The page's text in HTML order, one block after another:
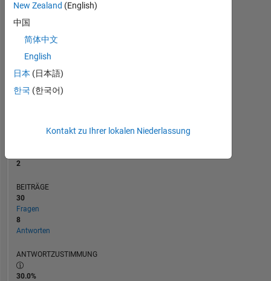
08/18
06/19
04/20
02/21
12/21
10/22
08/23
06/24
04/25
02/26
08/19
08/20
08/21
08/22
08/24
08/25
08/26
RANG
2
BEITRÄGE
30
Fragen
8
Antworten
ANTWORTZUSTIMMUNG
30.0%
New Zealand (English)
中国
简体中文
English
日本 (日本語)
한국 (한국어)
Kontakt zu Ihrer lokalen Niederlassung